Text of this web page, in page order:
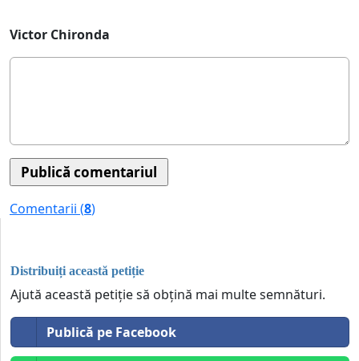
Victor Chironda
Comentarii (8)
Distribuiți această petiție
Ajută această petiție să obțină mai multe semnături.
Publică pe Facebook